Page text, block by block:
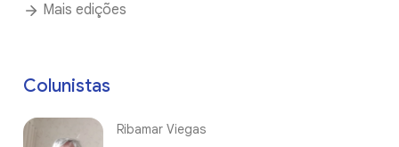
Mais edições
Colunistas
Ribamar Viegas